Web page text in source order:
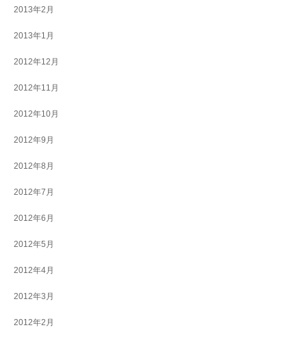
2013年2月
2013年1月
2012年12月
2012年11月
2012年10月
2012年9月
2012年8月
2012年7月
2012年6月
2012年5月
2012年4月
2012年3月
2012年2月